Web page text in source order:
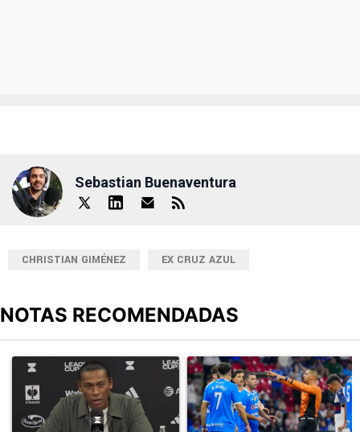
Sebastian Buenaventura
CHRISTIAN GIMÉNEZ EX CRUZ AZUL
NOTAS RECOMENDADAS
Un artículo de tendencia con el título "Joel Huiqui valoró el
Un artículo de tendencia con el